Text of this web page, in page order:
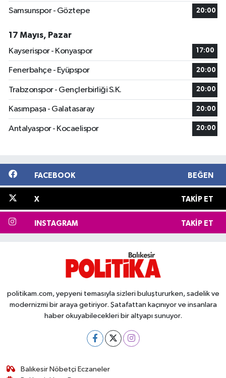
Samsunspor - Göztepe 20:00
17 Mayıs, Pazar
Kayserispor - Konyaspor
17:00
Fenerbahçe - Eyüpspor 20:00
Trabzonspor - Gençlerbirliği S.K. 20:00
Kasımpaşa - Galatasaray 20:00
Antalyaspor - Kocaelispor 20:00
FACEBOOK BEĞEN
X TAKIP ET
INSTAGRAM TAKIP ET
politikam.com, yepyeni temasıyla sizleri buluştururken, sadelik ve
modernizmi bir araya getiriyor. Şatafattan kaçınıyor ve insanlara
haber okuyabilecekleri bir altyapı sunuyor.
Balıkesir Nöbetçi Eczaneler